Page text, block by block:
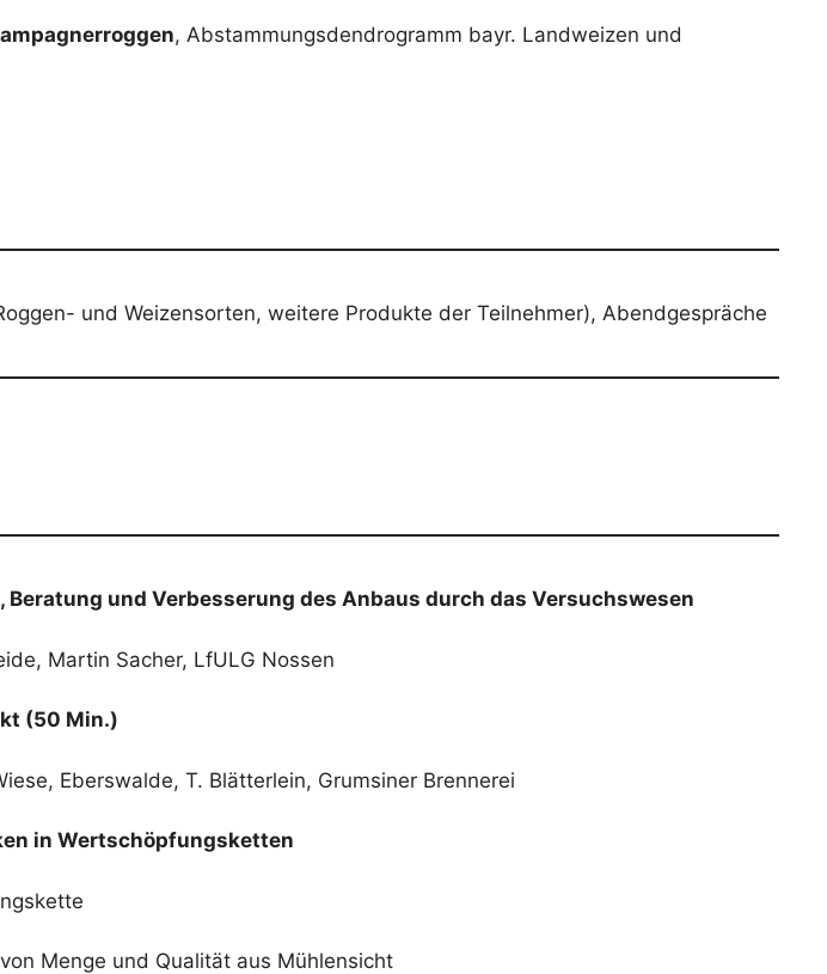
, Abstammungsdendrogramm bayr. Landweizen und
und Weizensorten, weitere Produkte der Teilnehmer), Abendgespräche
und Verbesserung des Anbaus durch das Versuchswesen
Martin Sacher, LfULG Nossen
(50 Min.)
Eberswalde, T. Blätterlein, Grumsiner Brennerei
in Wertschöpfungsketten
Menge und Qualität aus Mühlensicht